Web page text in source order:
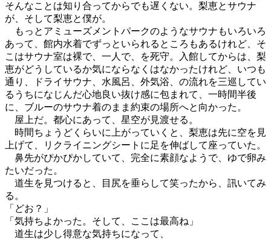
そんなことは知り合ってからでも遅くない。梨恵とサウナ
が、そして梨恵と僕が。
もっとアミューズメントパークのようなサウナもいろいろ
あって、館内水着でずっといられるところもあるけれど、そ
こはサウナ室は裸で、一人で、を死守。入館してからは、梨
恵がどうしているか気にならなくはなかったけれど、いつも
通り、ドライサウナ、水風呂、外気浴、の流れを三巡してい
るうちになじんだ心地良い抜け感に包まれて、一時間半後
に、ブルーのサウナ着のまま約束の場所へと向かった。
屋上だ。都心にあって、星空が見渡せる。
時間ちょうどくらいに上がっていくと、梨恵は先に空を見
上げて、リクライニングシートに足を伸ばして座っていた。
鼻先がぴかぴかしていて、完全に素顔なようで、ゆで卵み
たいだった。
道生を見つけると、目尻を垂らして笑ったから、訊いてみ
る。
「どお？」
「気持ちよかった。そして、ここは最高ね」
道生は少し得意な気持ちになって、